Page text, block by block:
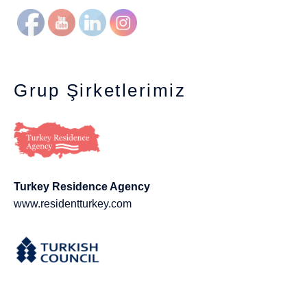
Grup Şirketlerimiz
Turkey Residence Agency
www.residentturkey.com